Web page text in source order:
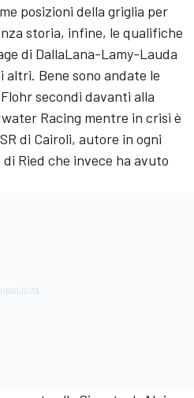
posizioni della griglia per
storia, infine, le qualifiche
di DallaLana-Lamy-Lauda
Bene sono andate le
secondi davanti alla
Racing mentre in crisi è
di Cairoli, autore in ogni
Ried che invece ha avuto